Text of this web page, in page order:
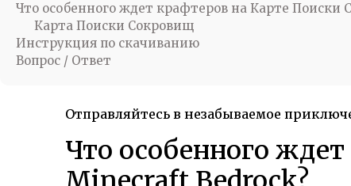
Что особенного ждет крафтеров на Карте Поиски
Карта Поиски Сокровищ
Инструкция по скачиванию
Вопрос / Ответ
Отправляйтесь в незабываемое
Что особенного